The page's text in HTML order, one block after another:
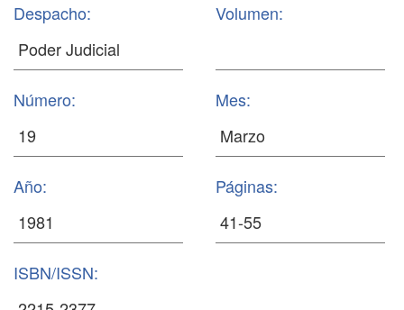
Despacho: Volumen:
Número: Mes:
Año: Páginas:
ISBN/ISSN: